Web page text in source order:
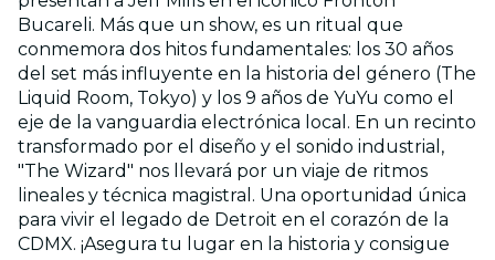
Bucareli. Más que un show, es un ritual que
conmemora dos hitos fundamentales: los 30 años
del set más influyente en la historia del género (The
Liquid Room, Tokyo) y los 9 años de YuYu como el
eje de la vanguardia electrónica local. En un recinto
transformado por el diseño y el sonido industrial,
"The Wizard" nos llevará por un viaje de ritmos
lineales y técnica magistral. Una oportunidad única
para vivir el legado de Detroit en el corazón de la
CDMX. ¡Asegura tu lugar en la historia y consigue